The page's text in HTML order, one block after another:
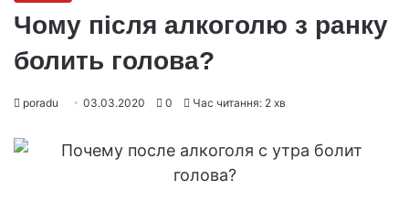
Чому після алкоголю з ранку
болить голова?
poradu 03.03.2020 0 Час читання: 2 хв